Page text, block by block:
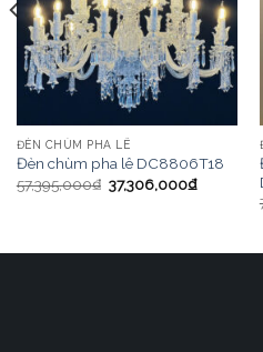
ĐÈN CHÙM PHA LÊ
Đèn chùm pha lê DC8806T18
57,395,000₫ 37,306,000₫